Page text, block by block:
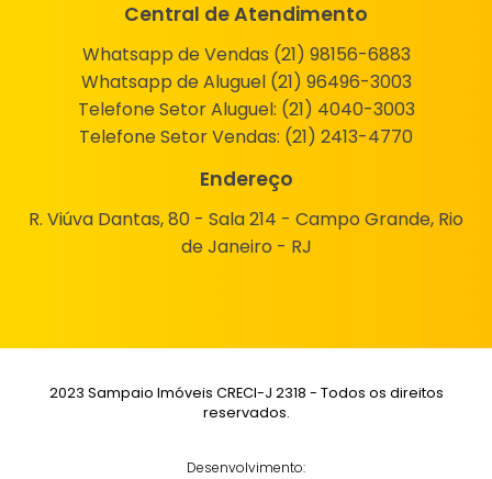
Central de Atendimento
Whatsapp de Vendas (21) 98156-6883
Whatsapp de Aluguel (21) 96496-3003
Telefone Setor Aluguel: (21) 4040-3003
Telefone Setor Vendas: (21) 2413-4770
Endereço
R. Viúva Dantas, 80 - Sala 214 - Campo Grande, Rio
de Janeiro - RJ
2023 Sampaio Imóveis CRECI-J 2318 - Todos os direitos
reservados.
Desenvolvimento: